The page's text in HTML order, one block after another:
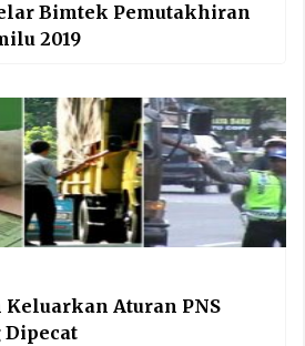
Bimtek Pemutakhiran
2019
Aturan PNS
Dipecat